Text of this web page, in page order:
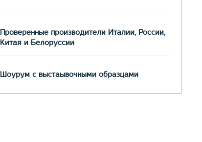
Проверенные производители Италии, России,
Китая и Белоруссии
Шоурум с выстаывочными образцами